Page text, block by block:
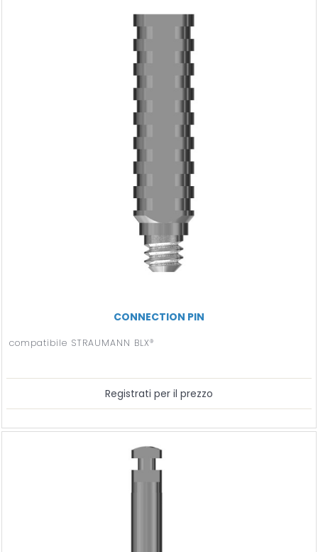
CONNECTION PIN
compatibile STRAUMANN BLX®
Registrati per il prezzo